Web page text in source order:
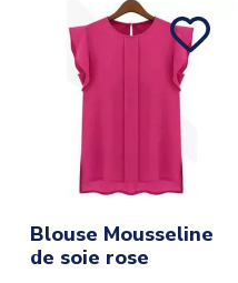
Blouse Mousseline
de soie rose